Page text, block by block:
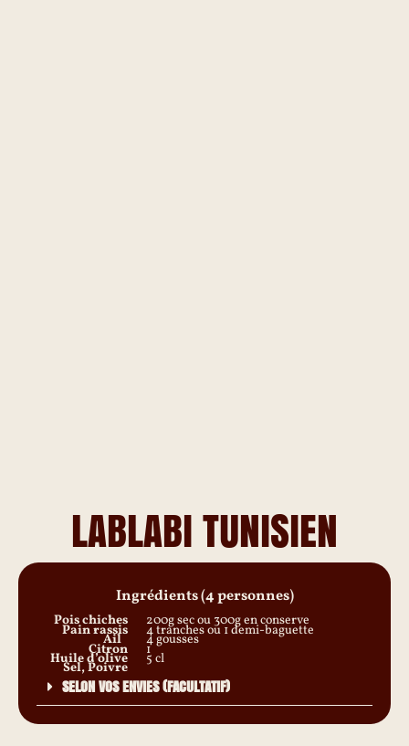
LABLABI TUNISIEN
Ingrédients (4 personnes)
Pois chiches
Pain rassis
Ail
Citron
Huile d’olive
Sel, Poivre
200g sec ou 300g en conserve
4 tranches ou 1 demi-baguette
4 gousses
1
5 cl
SELON VOS ENVIES (FACULTATIF)